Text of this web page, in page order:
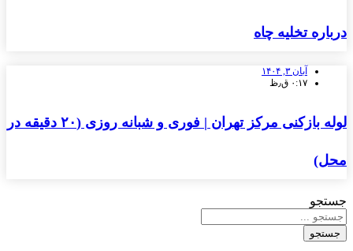
درباره تخلیه چاه
آبان ۳, ۱۴۰۴
۰:۱۷ ق٫ظ
لوله بازکنی مرکز تهران | فوری و شبانه روزی (۲۰ دقیقه در
محل)
جستجو
جستجو